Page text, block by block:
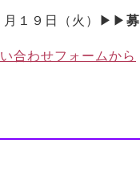
月１９日（火）▶▶
合わせフォームから